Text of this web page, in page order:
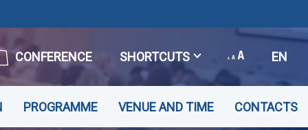
CONFERENCE SHORTCUTS EN
PROGRAMME VENUE AND TIME CONTACTS